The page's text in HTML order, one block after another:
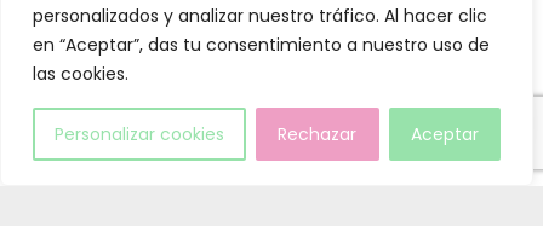
personalizados y analizar nuestro tráfico. Al hacer clic
en “Aceptar”, das tu consentimiento a nuestro uso de
las cookies.
Personalizar cookies Rechazar Aceptar
Mensaje*